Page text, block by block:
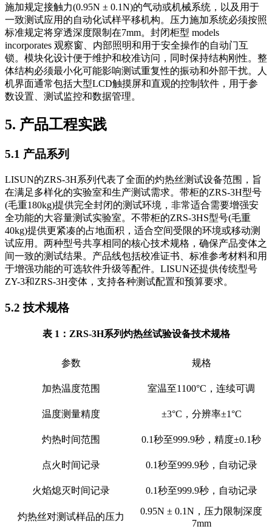
施加规定接触力(0.95N ± 0.1N)的气动或机械系统，以及用于
一致测试应用的自动化试样平移机构。压力施加系统必须按照
标准规定将穿透深度限制在7mm。封闭柜型 models
incorporates 观察窗、内部照明和用于安全操作的自动门互
锁。模块化设计便于维护和校准访问，同时保持结构刚性。整
体结构必须最小化可能影响测试重复性的振动和外部干扰。人
机界面通常包括大型LCD触摸屏和直观的控制软件，用于参
数设置、测试监控和数据管理。
5. 产品工程实践
5.1 产品系列
LISUN的ZRS-3H系列代表了全面的灼热丝测试设备范围，旨
在满足多样化的实验室和生产测试需求。带柜的ZRS-3H型号
(毛重180kg)提供完全封闭的测试环境，非常适合需要增强安
全功能的大容量测试实验室。不带柜的ZRS-3HS型号(毛重
40kg)提供更紧凑的占地面积，适合空间受限的环境或移动测
试应用。两种型号共享相同的核心技术规格，确保产品变体之
间一致的测试结果。产品线包括校准证书、标准参考材料和用
于增强功能的可选软件升级等配件。LISUN还提供传统型号
ZY-3和ZRS-3H变体，支持各种测试配置和预算要求。
5.2 技术规格
表 1：ZRS-3H系列灼热丝试验设备技术规格
参数 规格
加热温度范围 室温至1100°C，连续可调
温度测量精度 ±3°C，分辨率±1°C
灼热时间范围 0.1秒至999.9秒，精度±0.1秒
点火时间记录 0.1秒至999.9秒，自动记录
火焰熄灭时间记录 0.1秒至999.9秒，自动记录
灼热丝对测试样品的压力
0.95N ± 0.1N，压力限制深度
7mm